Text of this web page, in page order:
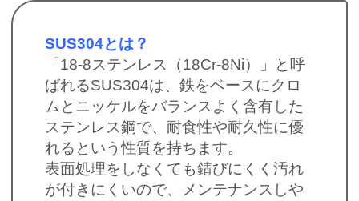
SUS304とは？
「18-8ステンレス（18Cr-8Ni）」と呼
ばれるSUS304は、鉄をベースにクロ
ムとニッケルをバランスよく含有した
ステンレス鋼で、耐食性や耐久性に優
れるという性質を持ちます。
表面処理をしなくても錆びにくく汚れ
が付きにくいので、メンテナンスしや